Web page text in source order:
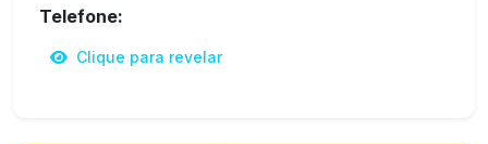
Telefone:
Clique para revelar